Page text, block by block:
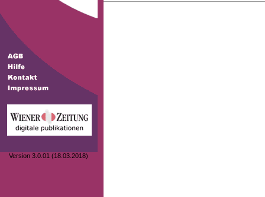
Version 3.0.01 (18.03.2018)